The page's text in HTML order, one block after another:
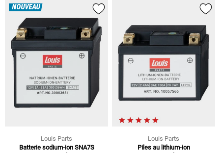
NOUVEAU
Louis Parts
Batterie sodium-ion SNA7S
Louis Parts
Piles au lithium-ion